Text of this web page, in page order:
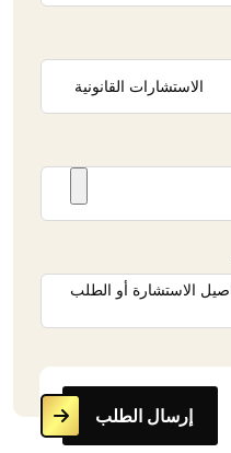
إرسال الطلب